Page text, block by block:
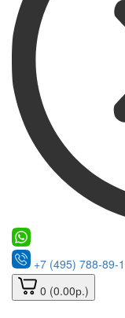
+7 (495) 788-89-
0 (0.00р.)